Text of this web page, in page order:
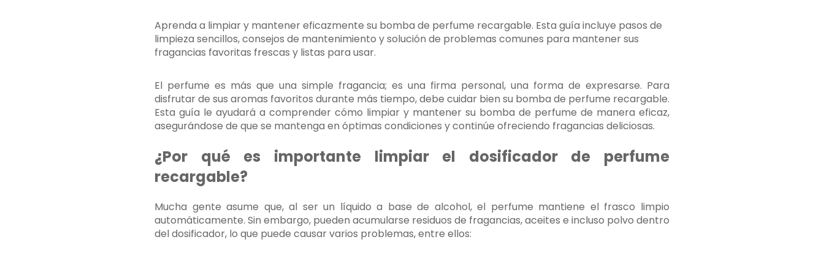
Aprenda a limpiar y mantener eficazmente su bomba de perfume recargable. Esta guía incluye pasos de
limpieza sencillos, consejos de mantenimiento y solución de problemas comunes para mantener sus
fragancias favoritas frescas y listas para usar.
El perfume es más que una simple fragancia; es una firma personal, una forma de expresarse. Para
disfrutar de sus aromas favoritos durante más tiempo, debe cuidar bien su bomba de perfume recargable.
Esta guía le ayudará a comprender cómo limpiar y mantener su bomba de perfume de manera eficaz,
asegurándose de que se mantenga en óptimas condiciones y continúe ofreciendo fragancias deliciosas.
¿Por qué es importante limpiar el dosificador de perfume
recargable?
Mucha gente asume que, al ser un líquido a base de alcohol, el perfume mantiene el frasco limpio
automáticamente. Sin embargo, pueden acumularse residuos de fragancias, aceites e incluso polvo dentro
del dosificador, lo que puede causar varios problemas, entre ellos: